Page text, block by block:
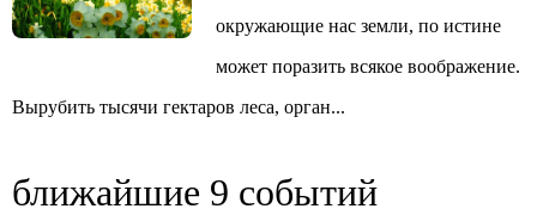
окружающие нас земли, по истине
может поразить всякое воображение.
Вырубить тысячи гектаров леса, орган...
ближайшие 9 событий